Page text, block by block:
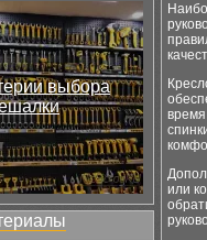
выбора
или